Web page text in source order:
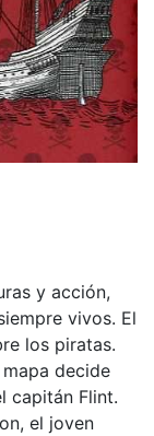
y acción,
vivos. El
los piratas.
decide
capitán Flint.
el joven